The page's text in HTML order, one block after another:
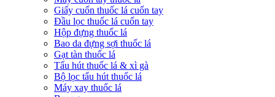
Giấy cuốn thuốc lá cuốn tay
Đầu lọc thuốc lá cuốn tay
Hộp đựng thuốc lá
Bao da đựng sợi thuốc lá
Gạt tàn thuốc lá
Tẩu hút thuốc lá & xì gà
Bộ lọc tẩu hút thuốc lá
Máy xay thuốc lá